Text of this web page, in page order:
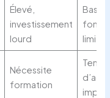
Élevé,
investissement
lourd
Bas,
Nécessite
formation